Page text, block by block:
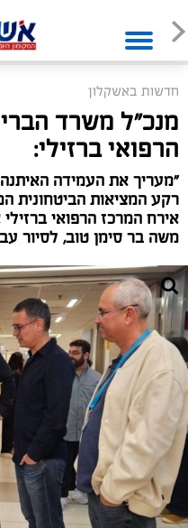
חדשות באשקלון
מנכ"ל משרד
הרפואי ברזילי:
"מעריך את העמידה
רקע המציאות הביטחונית
אירח המרכז הרפואי
משה בר סימן טוב, לסיור